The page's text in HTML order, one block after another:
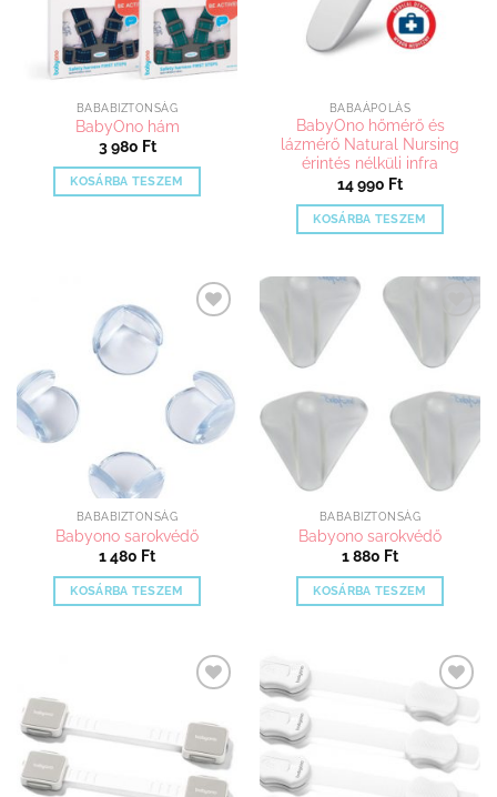
választhatók
ki
BABABIZTONSÁG
BabyOno hám
3 980 Ft
KOSÁRBA TESZEM
BABAÁPOLÁS
BabyOno hőmérő és
lázmérő Natural Nursing
érintés nélküli infra
14 990 Ft
KOSÁRBA TESZEM
Kedvenceimhez
adom
BABABIZTONSÁG
Babyono sarokvédő
1 480 Ft
KOSÁRBA TESZEM
Kedvenceimhez
adom
BABABIZTONSÁG
Babyono sarokvédő
1 880 Ft
KOSÁRBA TESZEM
adom
Kedvenceimhez
adom